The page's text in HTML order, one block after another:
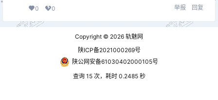
0 0 举报 回复
Copyright © 2026 轨魅网
陕ICP备2021000269号
陕公网安备61030402000105号
查询 15 次，耗时 0.2485 秒